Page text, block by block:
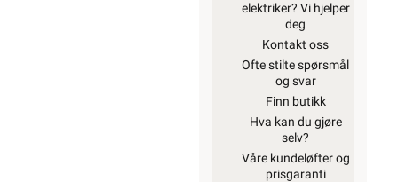
elektriker? Vi hjelper
deg
Kontakt oss
Ofte stilte spørsmål
og svar
Finn butikk
Hva kan du gjøre
selv?
Våre kundeløfter og
prisgaranti